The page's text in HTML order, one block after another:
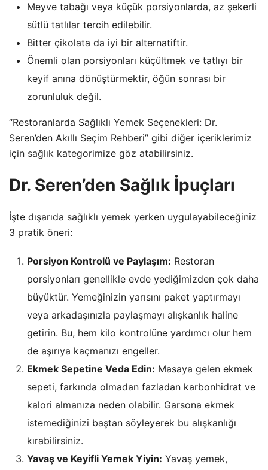
Meyve tabağı veya küçük porsiyonlarda, az şekerli
sütlü tatlılar tercih edilebilir.
Bitter çikolata da iyi bir alternatiftir.
Önemli olan porsiyonları küçültmek ve tatlıyı bir
keyif anına dönüştürmektir, öğün sonrası bir
zorunluluk değil.
“Restoranlarda Sağlıklı Yemek Seçenekleri: Dr.
Seren’den Akıllı Seçim Rehberi” gibi diğer içeriklerimiz
için sağlık kategorimize göz atabilirsiniz.
Dr. Seren’den Sağlık İpuçları
İşte dışarıda sağlıklı yemek yerken uygulayabileceğiniz
3 pratik öneri:
Porsiyon Kontrolü ve Paylaşım: Restoran
porsiyonları genellikle evde yediğimizden çok daha
büyüktür. Yemeğinizin yarısını paket yaptırmayı
veya arkadaşınızla paylaşmayı alışkanlık haline
getirin. Bu, hem kilo kontrolüne yardımcı olur hem
de aşırıya kaçmanızı engeller.
Ekmek Sepetine Veda Edin: Masaya gelen ekmek
sepeti, farkında olmadan fazladan karbonhidrat ve
kalori almanıza neden olabilir. Garsona ekmek
istemediğinizi baştan söyleyerek bu alışkanlığı
kırabilirsiniz.
Yavaş ve Keyifli Yemek Yiyin: Yavaş yemek,